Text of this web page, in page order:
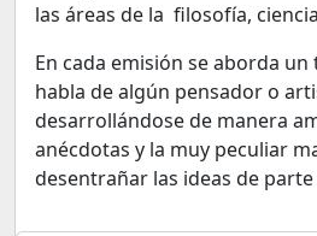
las áreas de la filosofía,
En cada emisión se aborda
habla de algún pensador o
desarrollándose de manera
anécdotas y la muy peculiar
desentrañar las ideas de